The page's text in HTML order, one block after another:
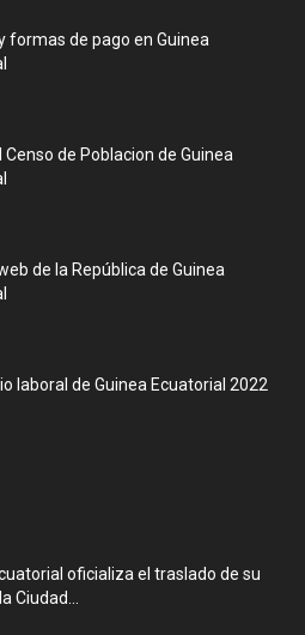
formas de pago en Guinea
Censo de Poblacion de Guinea
de la República de Guinea
laboral de Guinea Ecuatorial 2022
oficializa el traslado de su
Ciudad...